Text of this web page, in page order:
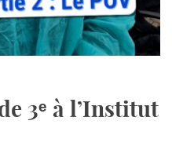
3ᵉ à l’Institut